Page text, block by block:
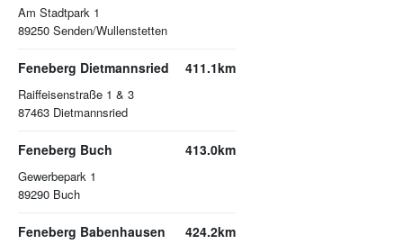
Am Stadtpark 1
89250 Senden/Wullenstetten
Feneberg Dietmannsried
Raiffeisenstraße 1 & 3
87463 Dietmannsried
411.1km
Feneberg Buch
Gewerbepark 1
89290 Buch
413.0km
Feneberg Babenhausen 424.2km